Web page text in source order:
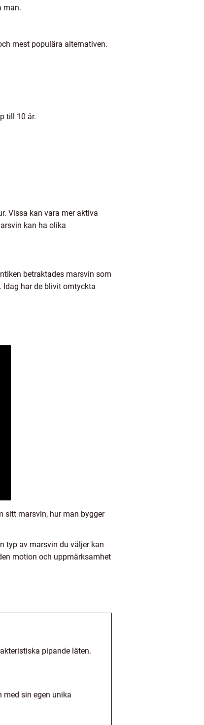
man.
mest populära alternativen.
till 10 år.
Vissa kan vara mer aktiva
kan ha olika
betraktades marsvin som
Idag har de blivit omtyckta
sitt marsvin, hur man bygger
typ av marsvin du väljer kan
motion och uppmärksamhet
pipande läten.
med sin egen unika